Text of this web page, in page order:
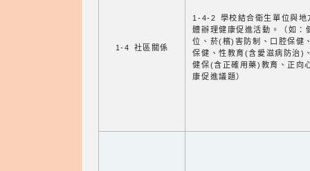
1-4 社區關係
1-4-2 學校結合衛生單位與地
體辦理健康促進活動。（如：
位、菸(檳)害防制、口腔保健
保健、性教育(含愛滋病防治)
健保(含正確用藥)教育、正向
康促進議題）